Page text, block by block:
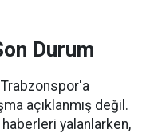
Durum
Trabzonspor'a
açıklanmış değil.
yalanlarken,